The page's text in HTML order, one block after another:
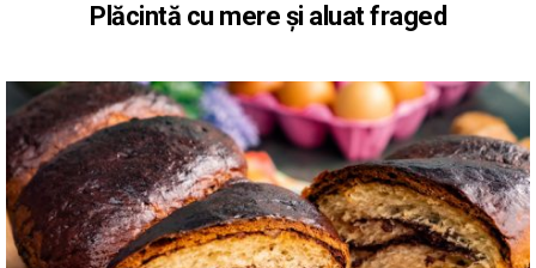
Plăcintă cu mere și aluat fraged